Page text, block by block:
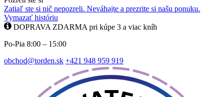
Zatiaľ ste si nič nepozreli. Neváhajte a prezrite si našu ponuku.
Vymazať históriu
DOPRAVA ZDARMA pri kúpe 3 a viac kníh
Po-Pia 8:00 – 15:00
obchod@torden.sk +421 948 959 919